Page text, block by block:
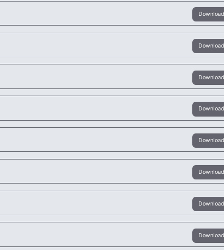
Download
Download
Download
Download
Download
Download
Download
Download